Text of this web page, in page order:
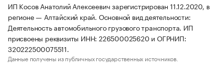
ИП Косов Анатолий Алексеевич зарегистрирован 11.12.2020, в
регионе — Алтайский край. Основной вид деятельности:
Деятельность автомобильного грузового транспорта. ИП
присвоены реквизиты ИНН: 226500025620 и ОГРНИП:
320222500075511.
Данные получены из публичных государственных источников.